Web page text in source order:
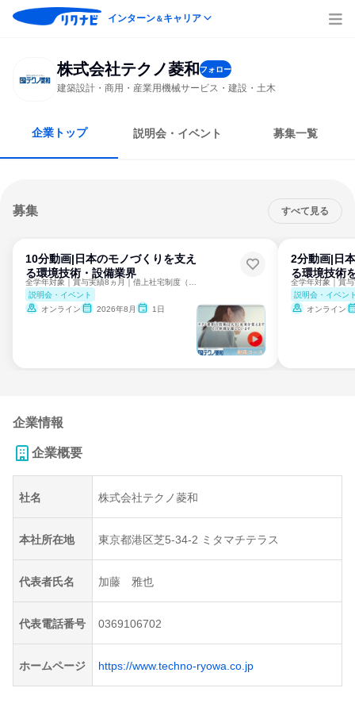
インターン＆キャリア
株式会社テクノ菱和 フォロー
建築設計・商用・産業用機械サービス・建設・土木
企業トップ 説明会・イベント 募集一覧
募集 すべて見る
10分動画|日本のモノづくりを支え
る環境技術・設備業界
説明会・イベント
オンライン
2026年8月 1日
2分動画|日
る環境技術
説明会・イベン
オンライン
企業情報
企業概要
社名 株式会社テクノ菱和
本社所在地 東京都港区芝5-34-2 ミタマチテラス
代表者氏名 加藤 雅也
代表電話番号 0369106702
ホームページ https://www.techno-ryowa.co.jp